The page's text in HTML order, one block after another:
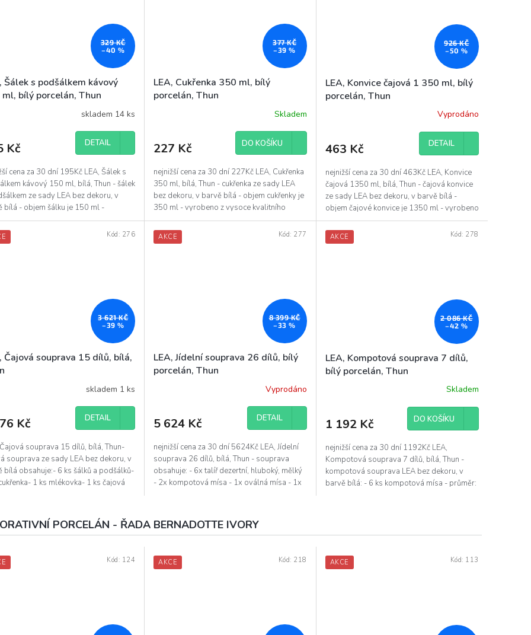
329 KČ
–40 %
Šálek s podšálkem kávový
bílý porcelán, Thun
skladem 14 ks
Kč DETAIL
cena za 30 dní 195Kč LEA, Šálek s
kávový 150 ml, bílá, Thun - šálek
ze sady LEA bez dekoru, v
bílá - objem šálku je 150 ml -
z...
377 KČ
–39 %
LEA, Cukřenka 350 ml, bílý
porcelán, Thun
Skladem
227 Kč DO KOŠÍKU
nejnižší cena za 30 dní 227Kč LEA, Cukřenka
350 ml, bílá, Thun - cukřenka ze sady LEA
bez dekoru, v barvě bílá - objem cukřenky je
350 ml - vyrobeno z vysoce kvalitního
porcelánu
926 KČ
–50 %
LEA, Konvice čajová 1 350 ml, bílý
porcelán, Thun
Vyprodáno
463 Kč DETAIL
nejnižší cena za 30 dní 463Kč LEA, Konvice
čajová 1350 ml, bílá, Thun - čajová konvice
ze sady LEA bez dekoru, v barvě bílá -
objem čajové konvice je 1350 ml - vyrobeno
z...
3 621 KČ
–39 %
Čajová souprava 15 dílů, bílá,
skladem 1 ks
Kč DETAIL
souprava 15 dílů, bílá, Thun-
souprava ze sady LEA bez dekoru, v
bílá obsahuje:- 6 ks šálků a podšálků-
1 ks mlékovka- 1 ks čajová
Kód: 276 AKCE
8 399 KČ
–33 %
LEA, Jídelní souprava 26 dílů, bílý
porcelán, Thun
je
z
5
hvězdiček.
Vyprodáno
5 624 Kč DETAIL
nejnižší cena za 30 dní 5624Kč LEA, Jídelní
souprava 26 dílů, bílá, Thun - souprava
obsahuje: - 6x talíř dezertní, hluboký, mělký
- 2x kompotová mísa - 1x oválná mísa - 1x
Kód: 277 AKCE
2 086 KČ
–42 %
LEA, Kompotová souprava 7 dílů,
bílý porcelán, Thun
je
z
5
hvězdiček.
Skladem
1 192 Kč DO KOŠÍKU
nejnižší cena za 30 dní 1192Kč LEA,
Kompotová souprava 7 dílů, bílá, Thun -
kompotová souprava LEA bez dekoru, v
barvě bílá: - 6 ks kompotová mísa - průměr:
Kód: 278
PORCELÁN - ŘADA BERNADOTTE IVORY
Kód: 124 AKCE Kód: 218 AKCE Kód: 113